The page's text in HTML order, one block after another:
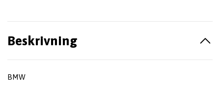
Beskrivning
BMW